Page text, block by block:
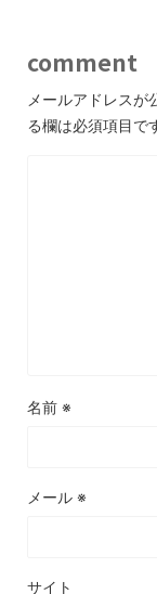
comment
メールアドレスが
る欄は必須項目で
名前 ※
メール ※
サイト